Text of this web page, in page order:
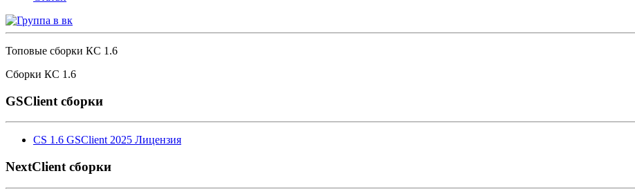
Топовые сборки КС 1.6
Сборки КС 1.6
GSClient сборки
CS 1.6 GSClient 2025 Лицензия
NextClient сборки